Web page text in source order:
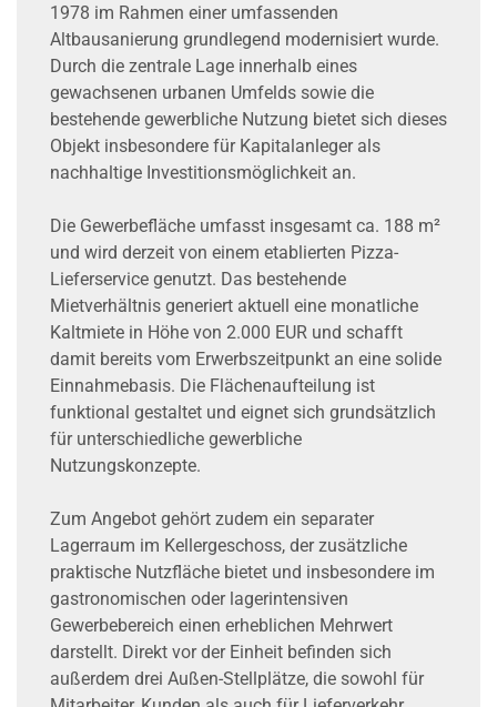
1978 im Rahmen einer umfassenden
Altbausanierung grundlegend modernisiert wurde.
Durch die zentrale Lage innerhalb eines
gewachsenen urbanen Umfelds sowie die
bestehende gewerbliche Nutzung bietet sich dieses
Objekt insbesondere für Kapitalanleger als
nachhaltige Investitionsmöglichkeit an.
Die Gewerbefläche umfasst insgesamt ca. 188 m²
und wird derzeit von einem etablierten Pizza-
Lieferservice genutzt. Das bestehende
Mietverhältnis generiert aktuell eine monatliche
Kaltmiete in Höhe von 2.000 EUR und schafft
damit bereits vom Erwerbszeitpunkt an eine solide
Einnahmebasis. Die Flächenaufteilung ist
funktional gestaltet und eignet sich grundsätzlich
für unterschiedliche gewerbliche
Nutzungskonzepte.
Zum Angebot gehört zudem ein separater
Lagerraum im Kellergeschoss, der zusätzliche
praktische Nutzfläche bietet und insbesondere im
gastronomischen oder lagerintensiven
Gewerbebereich einen erheblichen Mehrwert
darstellt. Direkt vor der Einheit befinden sich
außerdem drei Außen-Stellplätze, die sowohl für